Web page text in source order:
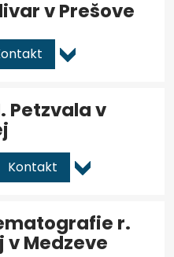
v Prešove
Petzvala v
Kontakt
r.
v Medzeve